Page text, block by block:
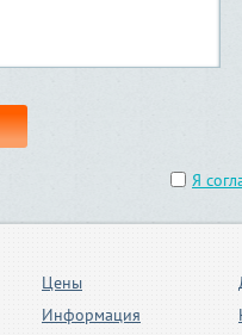
Я
Цены
Информация